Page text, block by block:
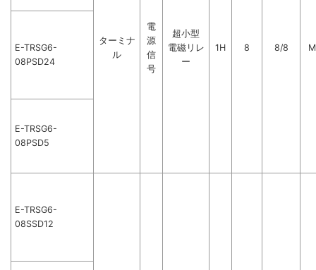
ターミナ
ル
電
源
信
号
超小型
電磁リレ
ー
1H 8 8/8
E-TRSG6-
08PSD24
E-TRSG6-
08PSD5
E-TRSG6-
08SSD12